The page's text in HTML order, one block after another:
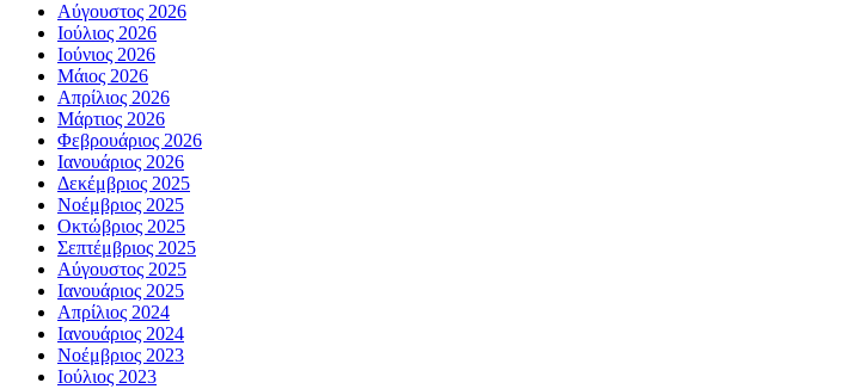
Αύγουστος 2026
Ιούλιος 2026
Ιούνιος 2026
Μάιος 2026
Απρίλιος 2026
Μάρτιος 2026
Φεβρουάριος 2026
Ιανουάριος 2026
Δεκέμβριος 2025
Νοέμβριος 2025
Οκτώβριος 2025
Σεπτέμβριος 2025
Αύγουστος 2025
Ιανουάριος 2025
Απρίλιος 2024
Ιανουάριος 2024
Νοέμβριος 2023
Ιούλιος 2023